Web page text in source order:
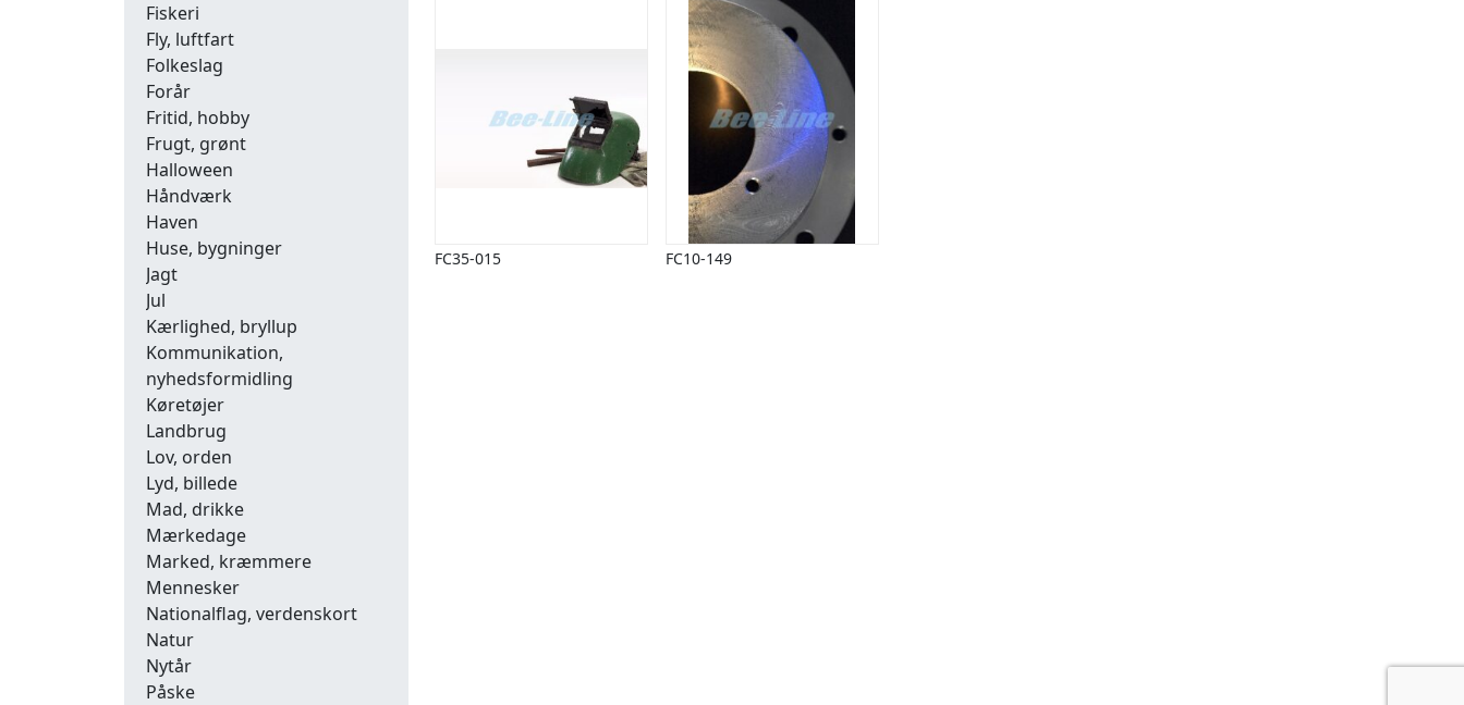
Fiskeri
Fly, luftfart
Folkeslag
Forår
Fritid, hobby
Frugt, grønt
Halloween
Håndværk
Haven
Huse, bygninger
Jagt
Jul
Kærlighed, bryllup
Kommunikation,
nyhedsformidling
Køretøjer
Landbrug
Lov, orden
Lyd, billede
Mad, drikke
Mærkedage
Marked, kræmmere
Mennesker
Nationalflag, verdenskort
Natur
Nytår
Påske
FC35-015 FC10-149